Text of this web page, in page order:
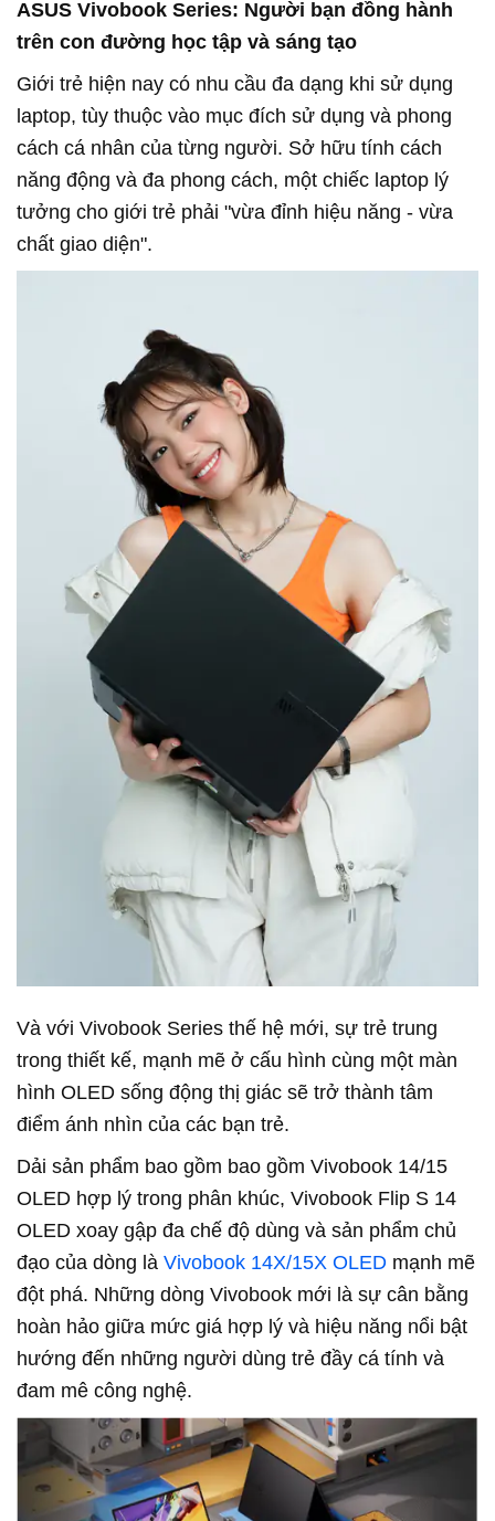
ASUS Vivobook Series: Người bạn đồng hành
trên con đường học tập và sáng tạo
Giới trẻ hiện nay có nhu cầu đa dạng khi sử dụng
laptop, tùy thuộc vào mục đích sử dụng và phong
cách cá nhân của từng người. Sở hữu tính cách
năng động và đa phong cách, một chiếc laptop lý
tưởng cho giới trẻ phải "vừa đỉnh hiệu năng - vừa
chất giao diện".
Và với Vivobook Series thế hệ mới, sự trẻ trung
trong thiết kế, mạnh mẽ ở cấu hình cùng một màn
hình OLED sống động thị giác sẽ trở thành tâm
điểm ánh nhìn của các bạn trẻ.
Dải sản phẩm bao gồm bao gồm Vivobook 14/15
OLED hợp lý trong phân khúc, Vivobook Flip S 14
OLED xoay gập đa chế độ dùng và sản phẩm chủ
đạo của dòng là Vivobook 14X/15X OLED mạnh mẽ
đột phá. Những dòng Vivobook mới là sự cân bằng
hoàn hảo giữa mức giá hợp lý và hiệu năng nổi bật
hướng đến những người dùng trẻ đầy cá tính và
đam mê công nghệ.